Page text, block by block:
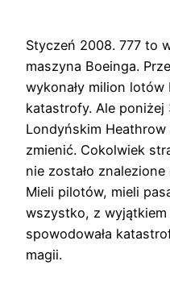
Styczeń 2008. 777 to
maszyna Boeinga.
wykonały milion
katastrofy. Ale poniżej
Londyńskim
zmienić. Cokolwiek
nie zostało
Mieli pilotów, mieli
wszystko, z
spowodowała
magii.